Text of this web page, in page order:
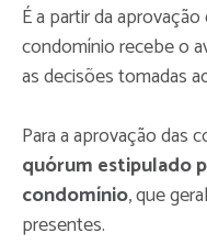
É a partir da
condomínio recebe o
as decisões tomadas
Para a aprovação das
quórum estipulado
condomínio, que
presentes.